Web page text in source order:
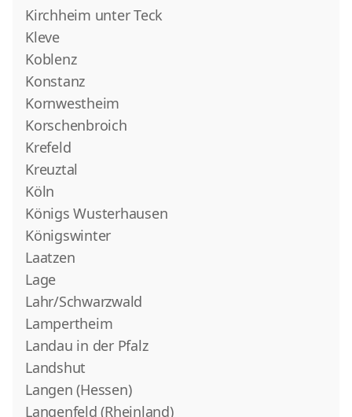
Kirchheim unter Teck
Kleve
Koblenz
Konstanz
Kornwestheim
Korschenbroich
Krefeld
Kreuztal
Köln
Königs Wusterhausen
Königswinter
Laatzen
Lage
Lahr/Schwarzwald
Lampertheim
Landau in der Pfalz
Landshut
Langen (Hessen)
Langenfeld (Rheinland)